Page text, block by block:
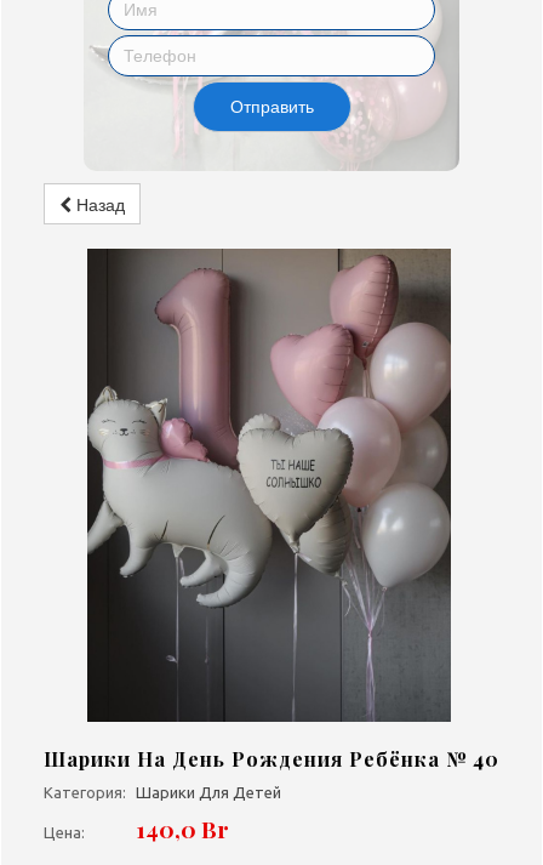
Отправить
Назад
Шарики На День Рождения Ребёнка № 40
Категория: Шарики Для Детей
Цена: 140,0 Br